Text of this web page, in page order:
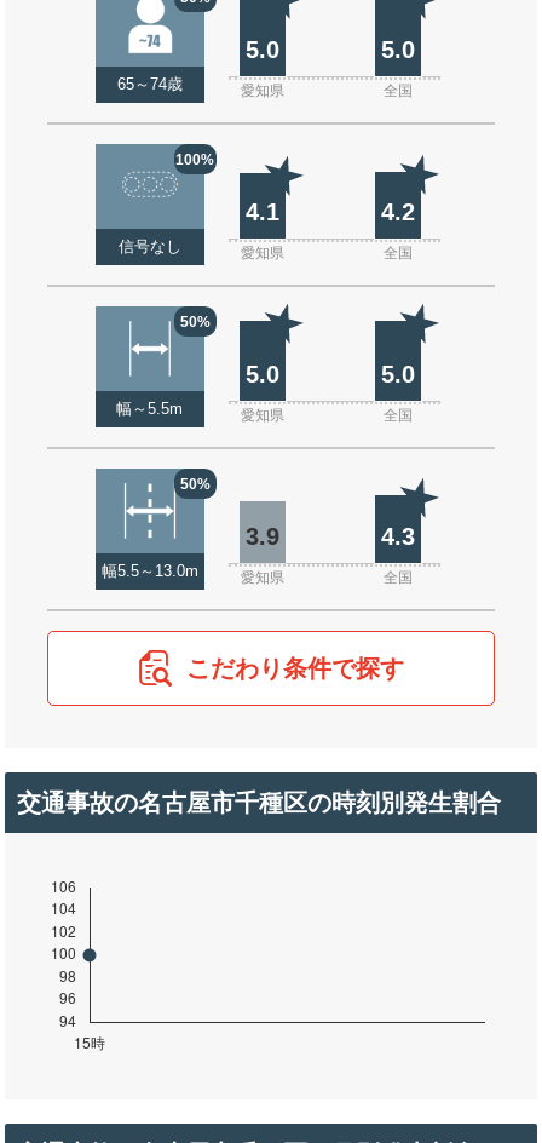
65～74歳
5.0 5.0
愛知県 全国
100%
信号なし
4.1 4.2
愛知県 全国
50%
幅～5.5m
5.0 5.0
愛知県 全国
50%
幅5.5～13.0m
3.9 4.3
愛知県 全国
こだわり条件で探す
交通事故の名古屋市千種区の時刻別発生割合